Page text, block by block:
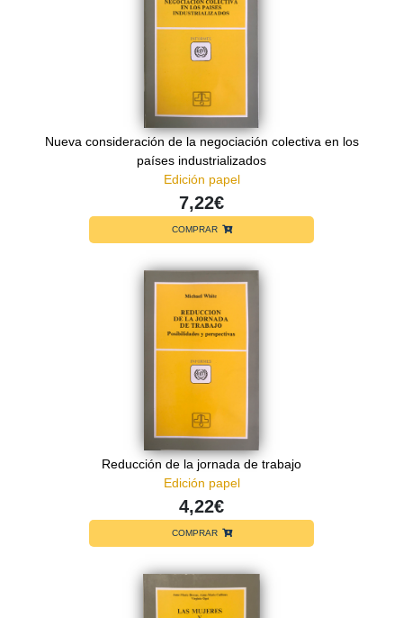
Nueva consideración de la negociación colectiva en los
países industrializados
Edición papel
7,22€
COMPRAR
Reducción de la jornada de trabajo
Edición papel
4,22€
COMPRAR